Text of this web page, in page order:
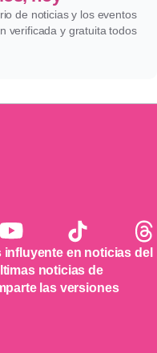
de noticias y los eventos
verificada y gratuita todos
influyente en noticias del
noticias de
las versiones